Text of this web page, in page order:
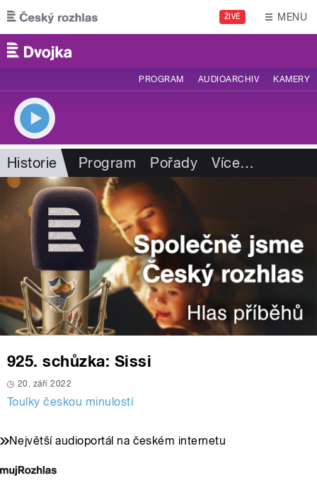
Přejít k hlavnímu obsahu
ŽIVĚ MENU
PROGRAM AUDIOARCHIV KAMERY
Historie Program Pořady Více…
925. schůzka: Sissi
20. září 2022
Toulky českou minulostí
Největší audioportál na českém internetu